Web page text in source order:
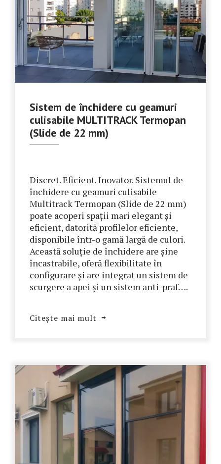
Sistem de închidere cu geamuri
culisabile MULTITRACK Termopan
(Slide de 22 mm)
Discret. Eficient. Inovator. Sistemul de
închidere cu geamuri culisabile
Multitrack Termopan (Slide de 22 mm)
poate acoperi spații mari elegant și
eficient, datorită profilelor eficiente,
disponibile într-o gamă largă de culori.
Această soluție de închidere are șine
încastrabile, oferă flexibilitate în
configurare și are integrat un sistem de
scurgere a apei și un sistem anti-praf….
Citește mai mult